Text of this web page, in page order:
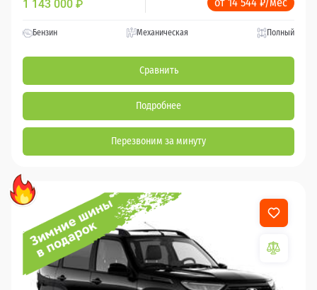
1 143 000 ₽
Бензин Механическая Полный
Сравнить
Подробнее
Перезвоним за минуту